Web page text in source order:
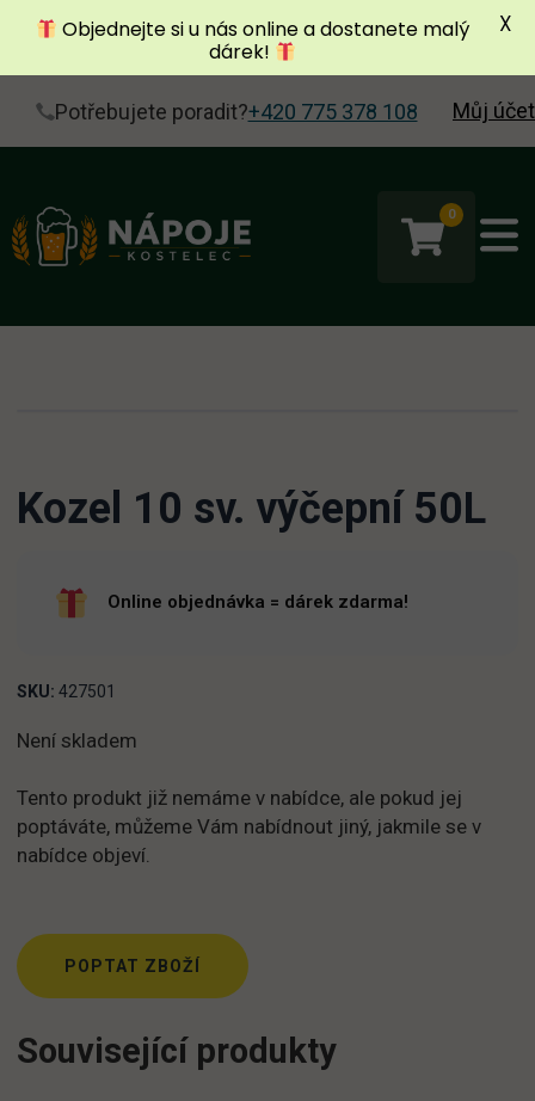
Potřebujete poradit?+420 775 378 108 Můj účet
0
Kozel 10 sv. výčepní 50L
Online objednávka = dárek zdarma!
SKU: 427501
Není skladem
Tento produkt již nemáme v nabídce, ale pokud jej
poptáváte, můžeme Vám nabídnout jiný, jakmile se v
nabídce objeví.
POPTAT ZBOŽÍ
Související produkty
Objednejte si u nás online a dostanete malý
dárek!
X